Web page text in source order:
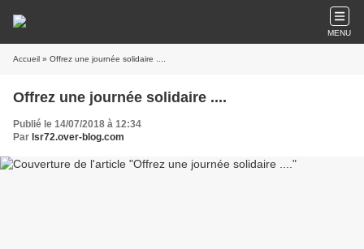
MENU
Accueil » Offrez une journée solidaire ....
Offrez une journée solidaire ....
Publié le 14/07/2018 à 12:34
Par lsr72.over-blog.com